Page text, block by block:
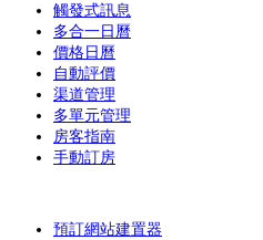
觸發式訊息
多合一日曆
價格日曆
自動評價
渠道管理
多單元管理
房客指南
手動訂房
預訂網站建置器